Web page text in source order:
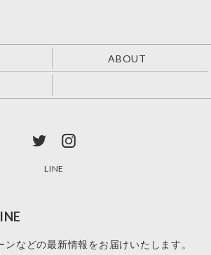
ABOUT
LINE
ンなどの最新情報をお届けいたします。